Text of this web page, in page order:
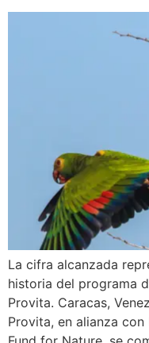
La cifra alcanzada
historia del programa
Provita. Caracas,
Provita, en alianza